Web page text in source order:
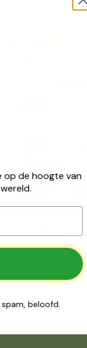
eiwitten
op de hoogte van
beloofd.